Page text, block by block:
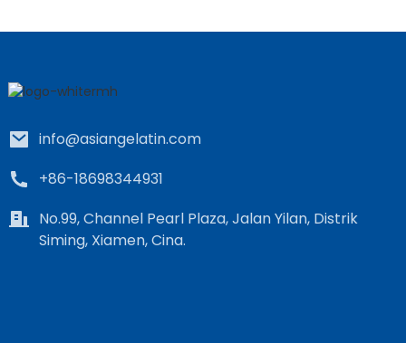
info@asiangelatin.com
+86-18698344931
No.99, Channel Pearl Plaza, Jalan Yilan, Distrik
Siming, Xiamen, Cina.